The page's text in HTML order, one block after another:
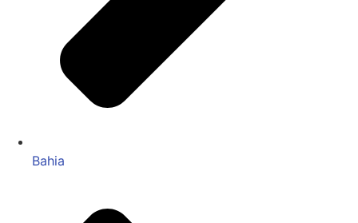
Bahia